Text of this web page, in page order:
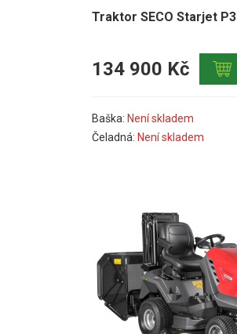
Traktor SECO Starjet P3
134 900 Kč
Baška: Není skladem
Čeladná: Není skladem